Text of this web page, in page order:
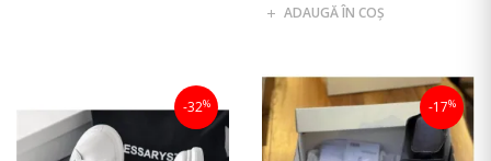
ADAUGĂ ÎN COŞ
-32% -17%